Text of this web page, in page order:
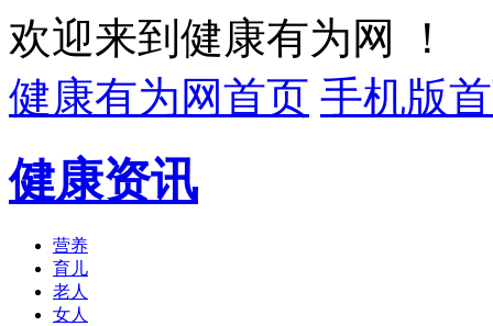
欢迎来到健康有为网 ！
健康有为网首页 手机版
健康资讯
营养
育儿
老人
女人